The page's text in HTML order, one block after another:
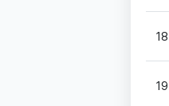
18
19